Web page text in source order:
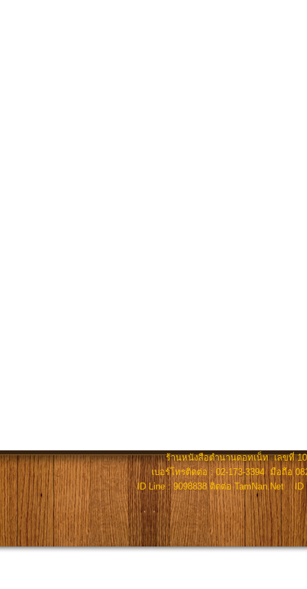
ร้านหนังสือตำนานดอทเน็ท เลขที่
เบอร์โทรติดต่อ : 02-173-3394 มือถือ
ID Line : 9098838 ติดต่อ TamNan.Net